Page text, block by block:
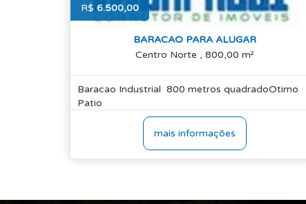
R$ 6.500,00
BARACAO PARA ALUGAR
Centro Norte , 800,00 m²
Baracao Industrial 800 metros quadradoOtimo
Patio
mais informações